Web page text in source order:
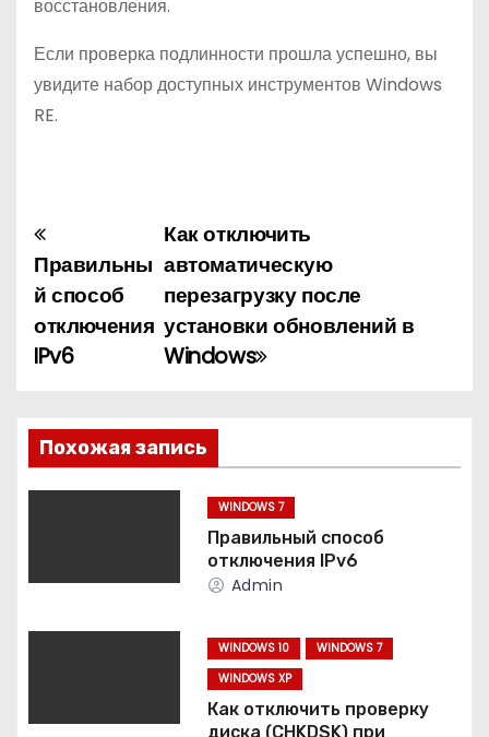
восстановления.
Если проверка подлинности прошла успешно, вы
увидите набор доступных инструментов Windows
RE.
Н
а
в
г
а
Как отключить
автоматическую
перезагрузку после
установки обновлений в
Windows
Правильны
й способ
отключения
IPv6
Похожая запись
WINDOWS 7
Правильный способ
отключения IPv6
Admin
WINDOWS 10
WINDOWS 7
WINDOWS XP
Как отключить проверку
диска (CHKDSK) при